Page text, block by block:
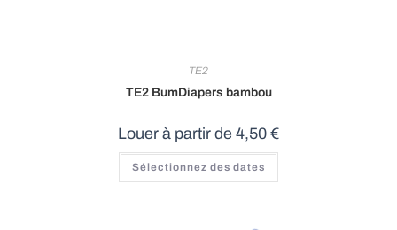
TE2
TE2 BumDiapers bambou
Louer à partir de 4,50 €
Sélectionnez des dates
Ce
a